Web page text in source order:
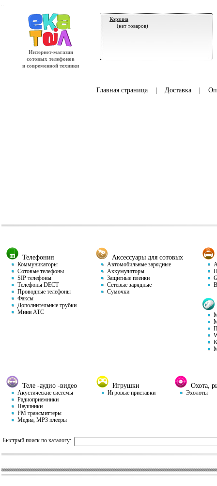
Интернет-магазин
сотовых телефонов
и современной техники
Корзина
(нет товаров)
Главная страница| Доставка|
Телефония
Коммуникаторы
Сотовые телефоны
SIP телефоны
Телефоны DECT
Проводные телефоны
Факсы
Дополнительные трубки
Мини АТС
Аксессуары для сотовых
Автомобильные зарядные
Аккумуляторы
Защитные пленки
Сетевые зарядные
Сумочки
Теле -аудио -видео
Акустические системы
Радиоприемники
Наушники
FM трансмиттеры
Медиа, MP3 плееры
Игрушки
Игровые приставки
Охота,
Эхолоты
Быстрый поиск по каталогу: